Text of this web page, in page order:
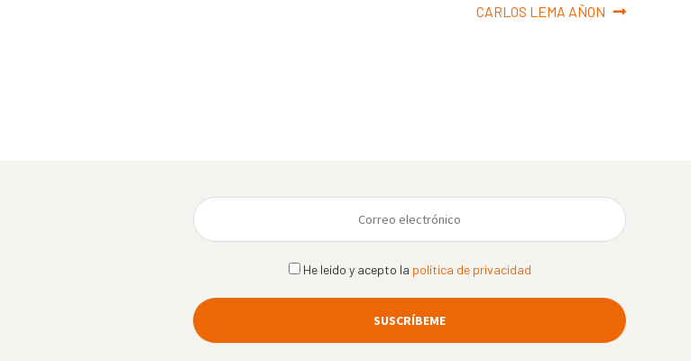
Siguiente:
CARLOS LEMA AÑON
He leído y acepto la política de privacidad